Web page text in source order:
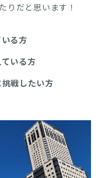
りだと思います！
る方
いる方
戦したい方